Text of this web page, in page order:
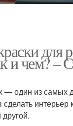
для
и чем? –
— один из самых
сделать интерьер